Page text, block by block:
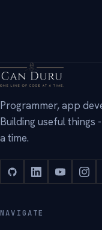
Programmer, app
Building useful things
a time.
NAVIGATE